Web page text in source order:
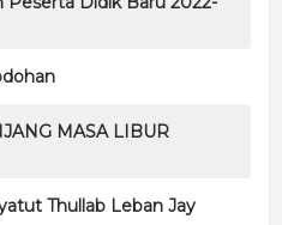
MASA LIBUR
Thullab Leban Jay